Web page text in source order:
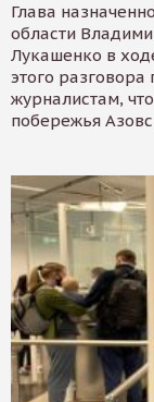
Глава
области
Лукашенко в
этого разговора
журналистам,
побережья